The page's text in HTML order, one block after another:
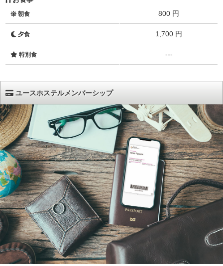
朝食 800 円
夕食 1,700 円
特別食 ---
ユースホステルメンバーシップ